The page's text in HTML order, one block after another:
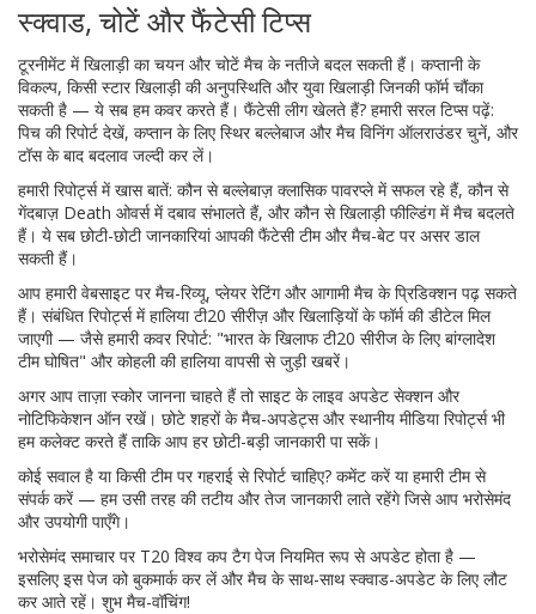
स्क्वाड, चोटें और फैंटेसी टिप्स
टूरनीमेंट में खिलाड़ी का चयन और चोटें मैच के नतीजे बदल सकती हैं। कप्तानी के
विकल्प, किसी स्टार खिलाड़ी की अनुपस्थिति और युवा खिलाड़ी जिनकी फॉर्म चौंका
सकती है — ये सब हम कवर करते हैं। फैंटेसी लीग खेलते हैं? हमारी सरल टिप्स पढ़ें:
पिच की रिपोर्ट देखें, कप्तान के लिए स्थिर बल्लेबाज और मैच विनिंग ऑलराउंडर चुनें, और
टॉस के बाद बदलाव जल्दी कर लें।
हमारी रिपोर्ट्स में खास बातें: कौन से बल्लेबाज़ क्लासिक पावरप्ले में सफल रहे हैं, कौन से
गेंदबाज़ Death ओवर्स में दबाव संभालते हैं, और कौन से खिलाड़ी फील्डिंग में मैच बदलते
हैं। ये सब छोटी-छोटी जानकारियां आपकी फैंटेसी टीम और मैच-बेट पर असर डाल
सकती हैं।
आप हमारी वेबसाइट पर मैच-रिव्यू, प्लेयर रेटिंग और आगामी मैच के प्रिडिक्शन पढ़ सकते
हैं। संबंधित रिपोर्ट्स में हालिया टी20 सीरीज़ और खिलाड़ियों के फॉर्म की डीटेल मिल
जाएगी — जैसे हमारी कवर रिपोर्ट: "भारत के खिलाफ टी20 सीरीज के लिए बांग्लादेश
टीम घोषित" और कोहली की हालिया वापसी से जुड़ी खबरें।
अगर आप ताज़ा स्कोर जानना चाहते हैं तो साइट के लाइव अपडेट सेक्शन और
नोटिफिकेशन ऑन रखें। छोटे शहरों के मैच-अपडेट्स और स्थानीय मीडिया रिपोर्ट्स भी
हम कलेक्ट करते हैं ताकि आप हर छोटी-बड़ी जानकारी पा सकें।
कोई सवाल है या किसी टीम पर गहराई से रिपोर्ट चाहिए? कमेंट करें या हमारी टीम से
संपर्क करें — हम उसी तरह की तटीय और तेज जानकारी लाते रहेंगे जिसे आप भरोसेमंद
और उपयोगी पाएँगे।
भरोसेमंद समाचार पर T20 विश्व कप टैग पेज नियमित रूप से अपडेट होता है —
इसलिए इस पेज को बुकमार्क कर लें और मैच के साथ-साथ स्क्वाड-अपडेट के लिए लौट
कर आते रहें। शुभ मैच-वॉचिंग!